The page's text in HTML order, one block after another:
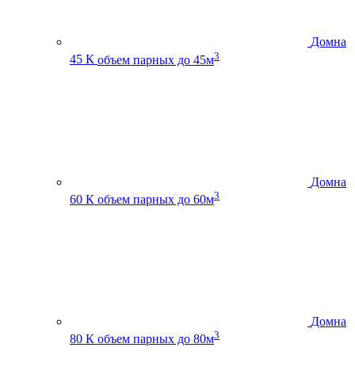
Домна
45 К объем парных до 45м3
Домна
60 К объем парных до 60м3
Домна
80 К объем парных до 80м3